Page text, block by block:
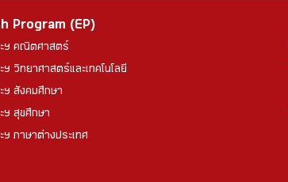
Program (EP)
ฯ คณิตศาสตร์
ฯ วิทยาศาสตร์และเทคโนโลยี
ฯ สังคมศึกษา
ฯ สุขศึกษา
ฯ ภาษาต่างประเทศ